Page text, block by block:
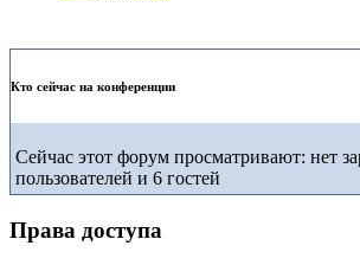
Кто сейчас на конференции
Сейчас этот форум просматривают: нет
пользователей и 6 гостей
Права доступа